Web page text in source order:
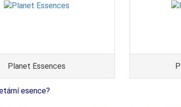
Planet Essences
esence?